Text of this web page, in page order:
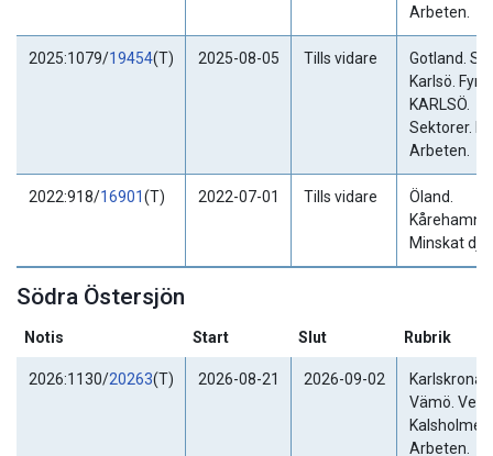
Arbeten.
2025:1079/19454(T) 2025-08-05 Tills vidare
Gotland.
Karlsö.
KARLSÖ.
Sektorer.
Arbeten.
2022:918/16901(T) 2022-07-01 Tills vidare
Öland.
Kårehamn.
Minskat
Södra Östersjön
Notis Start Slut Rubrik
2026:1130/20263(T) 2026-08-21 2026-09-02
Karlskrona.
Vämö.
Kalsholmen.
Arbeten.